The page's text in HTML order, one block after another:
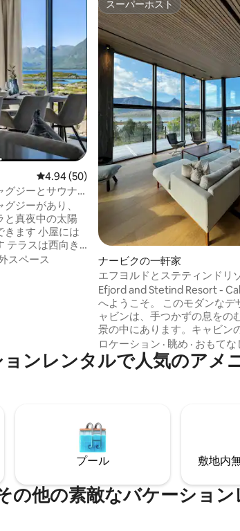
評価
レビュー50件、5つ星中4.94つ星の平均評価
4.94 (50)
グジーとサウナ
ジーがあり、
と真夜中の太陽
小屋には
にあり、北風
ングがすぐそば
スペース
スーパーホスト
スーパーホスト
ナービクの一軒家
エフヨルドとステティンドリ
ビンステティンド
Efjord and Stetind Resort -
へようこそ。 このモダンなデザインのキ
ャビンは、手つかずの息をの
景の中にあります。キャビン
でもユニークな眺望をお楽し
い。野生動物、天候、自然を
ら、心身を完全にリラックス
ライベートサウナとプライベ
を無料でご利用いただけます
スとモダンなボートもご利用
す。
ロケーション · 眺め · おもてな
ンレンタルで人気のアメ
プール 敷地内
の他の素敵なバケーショ